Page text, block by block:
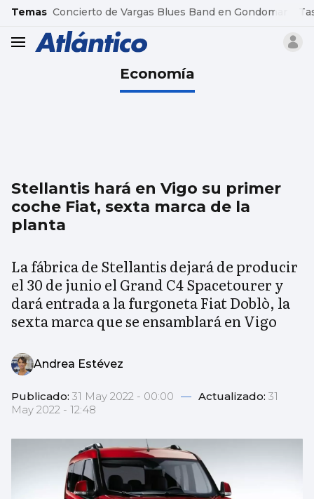
common.go-to-content
Temas Concierto de Vargas Blues Band en Gondomar
header.menu.open
Economía
Stellantis hará en Vigo su primer
coche Fiat, sexta marca de la
planta
La fábrica de Stellantis dejará de producir
el 30 de junio el Grand C4 Spacetourer y
dará entrada a la furgoneta Fiat Doblò, la
sexta marca que se ensamblará en Vigo
Andrea Estévez
Publicado: 31 May 2022 - 00:00 — Actualizado: 31
May 2022 - 12:48